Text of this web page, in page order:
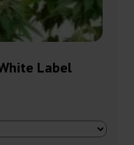
Label